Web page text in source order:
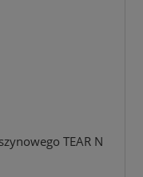
TEAR N